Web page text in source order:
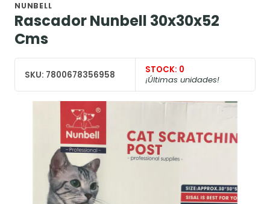
NUNBELL
Rascador Nunbell 30x30x52
Cms
SKU: 7800678356958 STOCK: 0
¡Últimas unidades!